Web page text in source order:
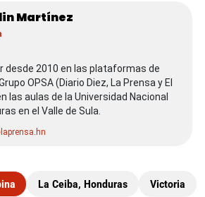
Martínez
desde 2010 en las plataformas de
OPSA (Diario Diez, La Prensa y El
las aulas de la Universidad Nacional
en el Valle de Sula.
La Ceiba, Honduras Victoria